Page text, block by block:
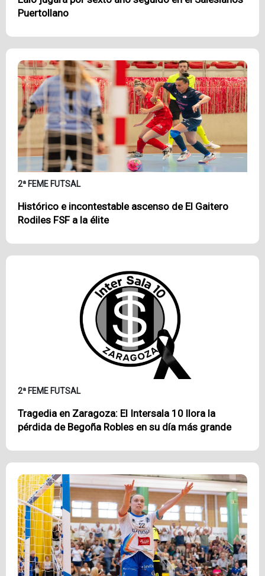
Puertollano
2ª FEME FUTSAL
Histórico e incontestable ascenso de El Gaitero
Rodiles FSF a la élite
2ª FEME FUTSAL
Tragedia en Zaragoza: El Intersala 10 llora la
pérdida de Begoña Robles en su día más grande